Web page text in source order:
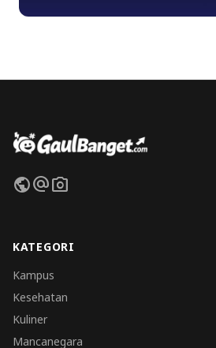
publicalternate_emailphoto_camera
KATEGORI
Kampus
Kesehatan
Kuliner
Mancanegara